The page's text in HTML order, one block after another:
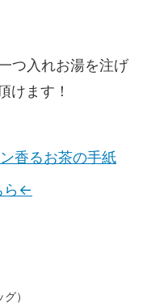
つ入れお湯を注げ
けます！
香るお茶の手紙
ら←
ッグ）